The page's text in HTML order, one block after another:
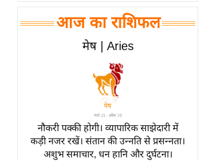
विशेष
आज का राशिफल
मेष | Aries
नौकरी पक्की होगी। व्यापारिक साझेदारी में
कड़ी नजर रखें। संतान की उन्नति से प्रसन्नता।
अशुभ समाचार, धन हानि और दुर्घटना।